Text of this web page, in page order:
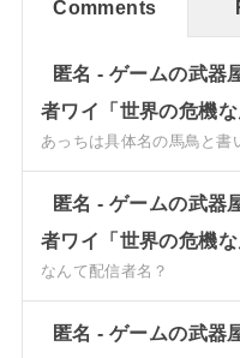
Comments
匿名- ゲームの武器
者ワイ「世界の危機な
あっちは具体名の馬鳥と
匿名- ゲームの武器
者ワイ「世界の危機な
なんて配信者名？
匿名- ゲームの武器